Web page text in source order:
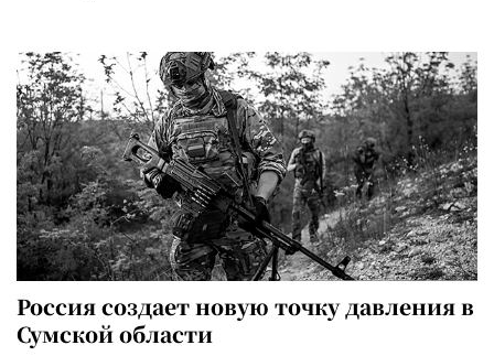
Россия создает новую точку давления в
Сумской области